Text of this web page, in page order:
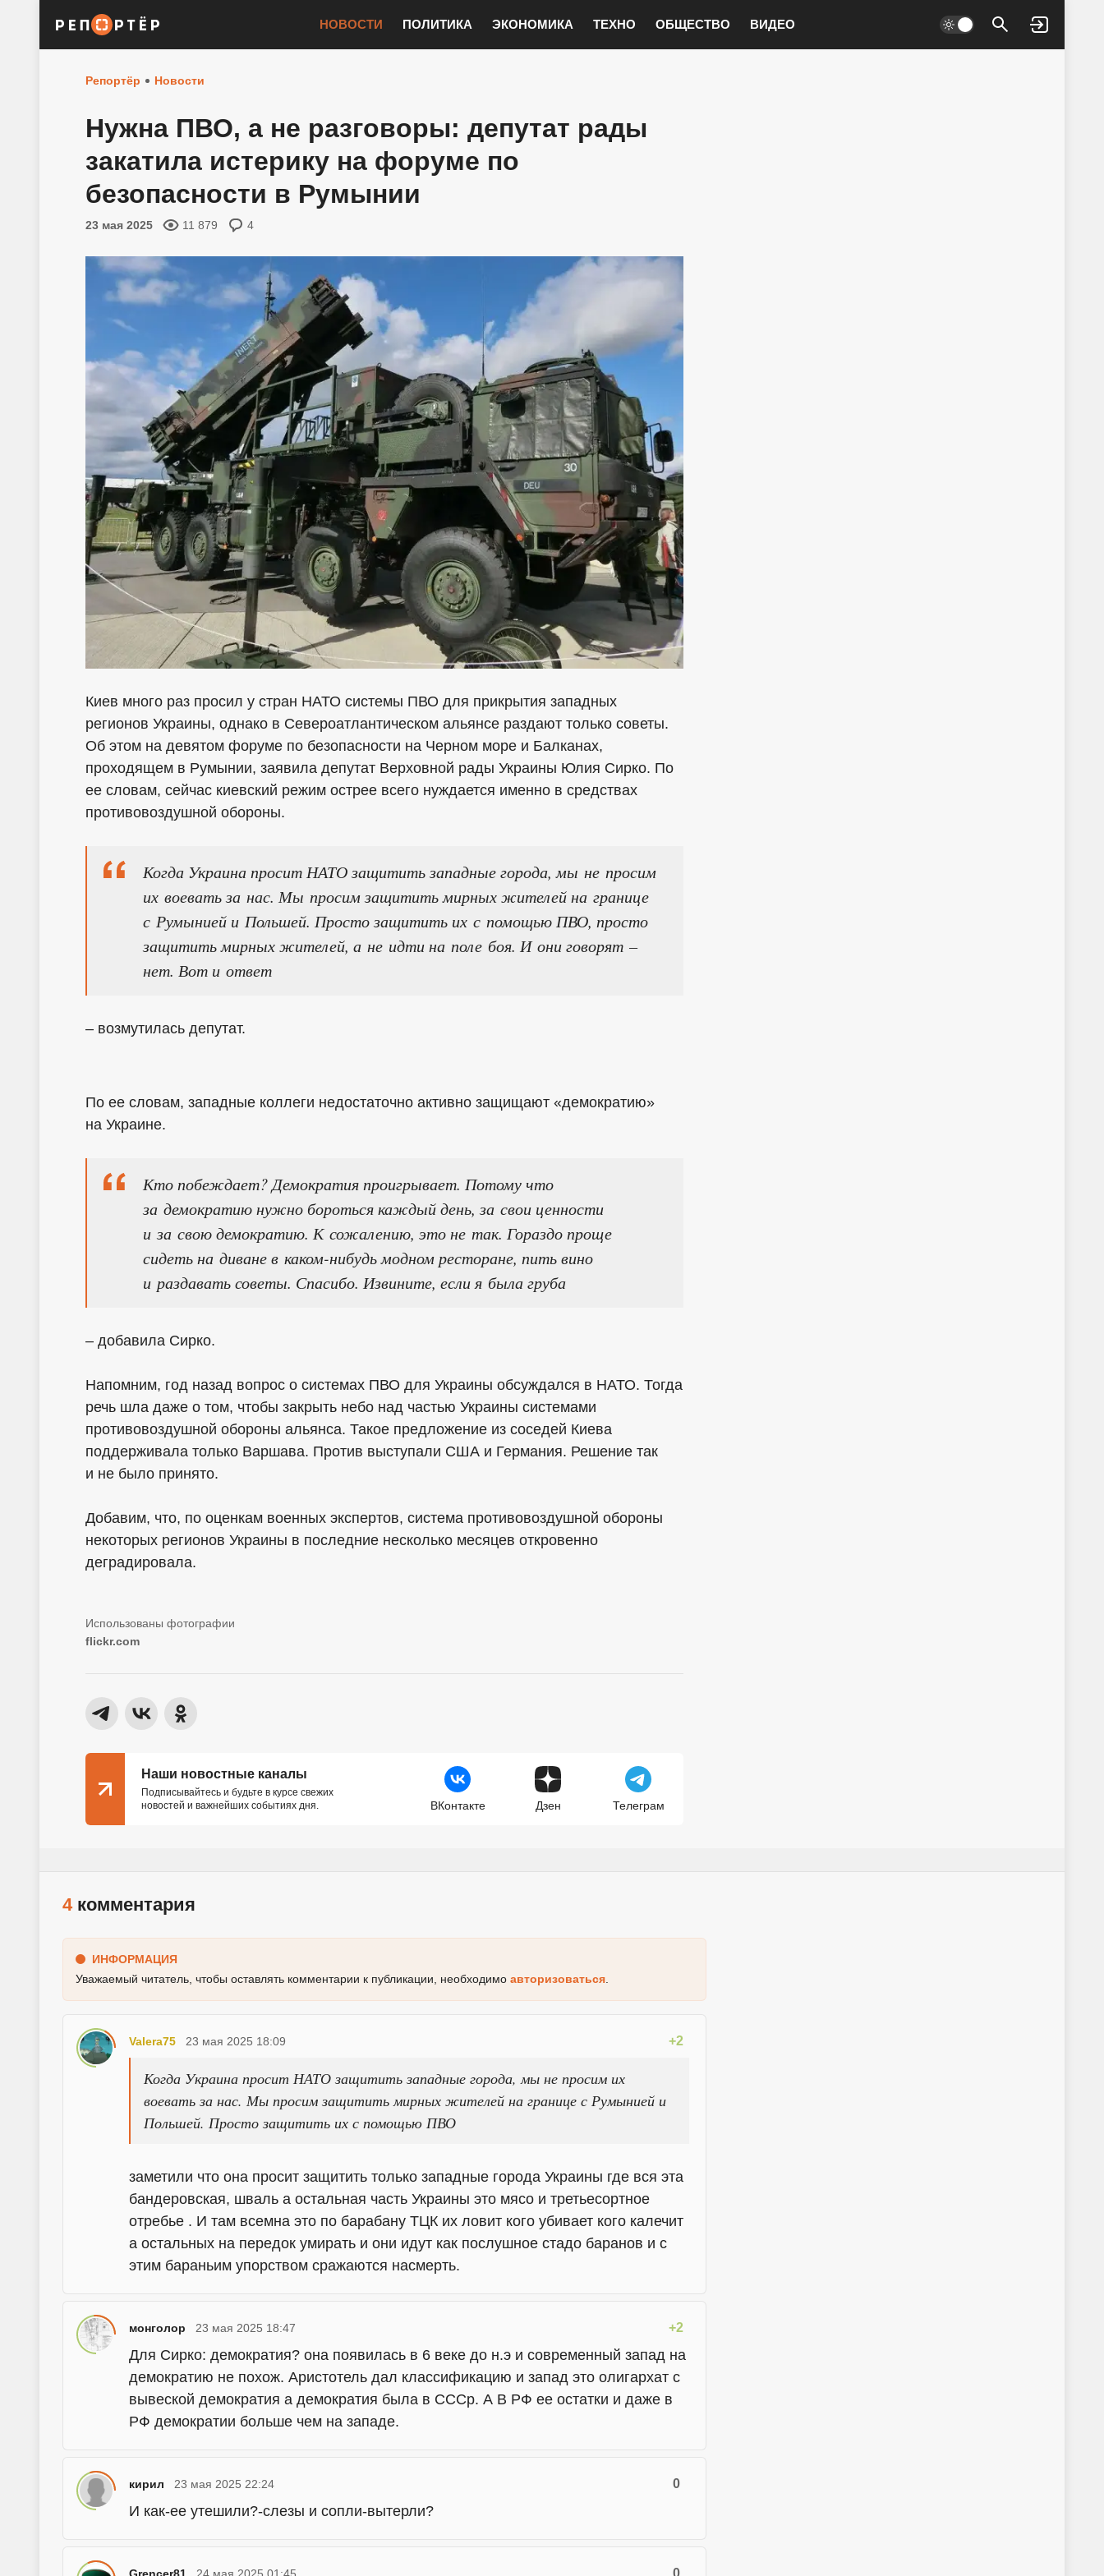
НОВОСТИ ПОЛИТИКА ЭКОНОМИКА ТЕХНО ОБЩЕСТВО ВИДЕО
Войти
Репортёр Новости
Нужна ПВО, а не разговоры: депутат рады
закатила истерику на форуме по
безопасности в Румынии
23 мая 2025 11 879 4
Киев много раз просил у стран НАТО системы ПВО для прикрытия западных
регионов Украины, однако в Североатлантическом альянсе раздают только советы.
Об этом на девятом форуме по безопасности на Черном море и Балканах,
проходящем в Румынии, заявила депутат Верховной рады Украины Юлия Сирко. По
ее словам, сейчас киевский режим острее всего нуждается именно в средствах
противовоздушной обороны.
Когда Украина просит НАТО защитить западные города, мы не просим
их воевать за нас. Мы просим защитить мирных жителей на границе
с Румынией и Польшей. Просто защитить их с помощью ПВО, просто
защитить мирных жителей, а не идти на поле боя. И они говорят –
нет. Вот и ответ
– возмутилась депутат.
По ее словам, западные коллеги недостаточно активно защищают «демократию»
на Украине.
Кто побеждает? Демократия проигрывает. Потому что
за демократию нужно бороться каждый день, за свои ценности
и за свою демократию. К сожалению, это не так. Гораздо проще
сидеть на диване в каком-нибудь модном ресторане, пить вино
и раздавать советы. Спасибо. Извините, если я была груба
– добавила Сирко.
Напомним, год назад вопрос о системах ПВО для Украины обсуждался в НАТО. Тогда
речь шла даже о том, чтобы закрыть небо над частью Украины системами
противовоздушной обороны альянса. Такое предложение из соседей Киева
поддерживала только Варшава. Против выступали США и Германия. Решение так
и не было принято.
Добавим, что, по оценкам военных экспертов, система противовоздушной обороны
некоторых регионов Украины в последние несколько месяцев откровенно
деградировала.
flickr.com
Наши новостные каналы
Подписывайтесь и будьте в курсе свежих
новостей и важнейших событиях дня.
ВКонтакте Дзен Телеграм
4комментария
ИНФОРМАЦИЯ
Уважаемый читатель, чтобы оставлять комментарии к публикации, необходимо авторизоваться.
Valera75 +2
23 мая 2025 18:09
Когда Украина просит НАТО защитить западные города, мы не просим их
воевать за нас. Мы просим защитить мирных жителей на границе с Румынией и
Польшей. Просто защитить их с помощью ПВО
заметили что она просит защитить только западные города Украины где вся эта
бандеровская, шваль а остальная часть Украины это мясо и третьесортное
отpeбье . И там всемна это по барабану ТЦК их ловит кого убивает кого калечит
а остальных на передок умирать и они идут как послушное стадо баранов и с
этим бараньим упорством сражаются насмерть.
монголор +2
23 мая 2025 18:47
Для Сирко: демократия? она появилась в 6 веке до н.э и современный запад на
демократию не похож. Аристотель дал классификацию и запад это олигархат с
вывеской демократия а демократия была в СССр. А В РФ ее остатки и даже в
РФ демократии больше чем на западе.
кирил 0
23 мая 2025 22:24
И как-ее утешили?-слезы и сопли-вытерли?